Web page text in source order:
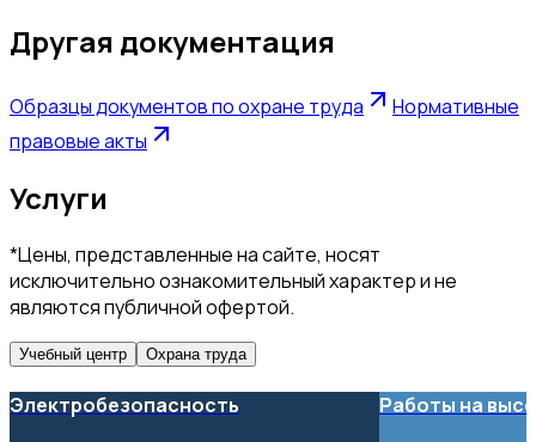
Другая документация
Образцы документов по охране труда
Нормативные
правовые акты
Услуги
*Цены, представленные на сайте, носят
исключительно ознакомительный характер и не
являются публичной офертой.
Учебный центр Охрана труда
Электробезопасность
Работы на